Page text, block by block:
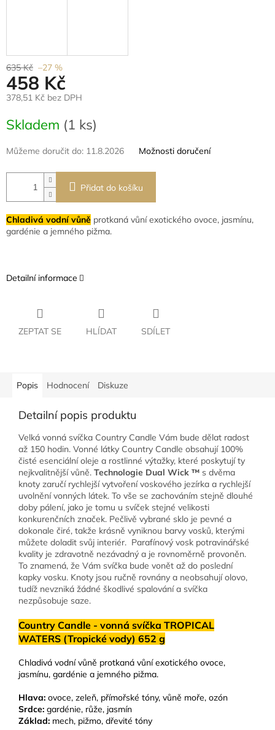
635 Kč –27 %
458 Kč
378,51 Kč bez DPH
cena:
Skladem (1 ks)
Můžeme doručit do: 11.8.2026 Možnosti doručení
Přidat do košíku
Chladivá vodní vůně protkaná vůní exotického ovoce, jasmínu,
gardénie a jemného pižma.
Detailní informace
ZEPTAT SE HLÍDAT SDÍLET
Popis Hodnocení Diskuze
Detailní popis produktu
Velká vonná svíčka Country Candle Vám bude dělat radost
až 150 hodin. Vonné látky Country Candle obsahují 100%
čisté esenciální oleje a rostlinné výtažky, které poskytují ty
nejkvalitnější vůně. Technologie Dual Wick ™ s dvěma
knoty zaručí rychlejší vytvoření voskového jezírka a rychlejší
uvolnění vonných látek. To vše se zachováním stejně dlouhé
doby pálení, jako je tomu u svíček stejné velikosti
konkurenčních značek. Pečlivě vybrané sklo je pevné a
dokonale čiré, takže krásně vyniknou barvy vosků, kterými
můžete doladit svůj interiér. Parafínový vosk potravinářské
kvality je zdravotně nezávadný a je rovnoměrně provoněn.
To znamená, že Vám svíčka bude vonět až do poslední
kapky vosku. Knoty jsou ručně rovnány a neobsahují olovo,
tudíž nevzniká žádné škodlivé spalování a svíčka
nezpůsobuje saze.
Country Candle - vonná svíčka TROPICAL
WATERS (Tropické vody) 652 g
Chladivá vodní vůně protkaná vůní exotického ovoce,
jasmínu, gardénie a jemného pižma.
Hlava: ovoce, zeleň, přímořské tóny, vůně moře, ozón
Srdce: gardénie, růže, jasmín
Základ: mech, pižmo, dřevité tóny